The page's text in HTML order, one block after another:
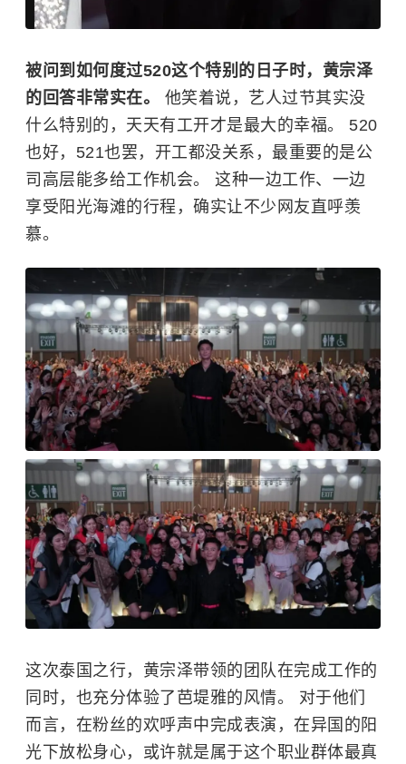
被问到如何度过520这个特别的日子时，黄宗泽
的回答非常实在。 他笑着说，艺人过节其实没
什么特别的，天天有工开才是最大的幸福。 520
也好，521也罢，开工都没关系，最重要的是公
司高层能多给工作机会。 这种一边工作、一边
享受阳光海滩的行程，确实让不少网友直呼羡
慕。
这次泰国之行，黄宗泽带领的团队在完成工作的
同时，也充分体验了芭堤雅的风情。 对于他们
而言，在粉丝的欢呼声中完成表演，在异国的阳
光下放松身心，或许就是属于这个职业群体最真